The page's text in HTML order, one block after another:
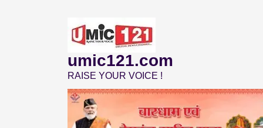
umic121.com
RAISE YOUR VOICE !